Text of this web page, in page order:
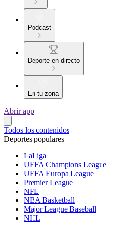
Podcast
Deporte en directo
En tu zona
Abrir app
Todos los contenidos
Deportes populares
LaLiga
UEFA Champions League
UEFA Europa League
Premier League
NFL
NBA Basketball
Major League Baseball
NHL